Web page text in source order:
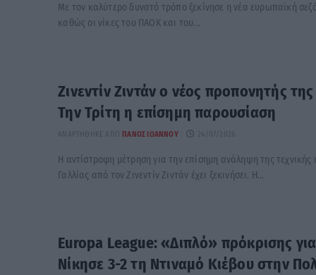
Με τον καλύτερο δυνατό τρόπο ξεκίνησε η νέα ευρωπαϊκή
καθώς οι νίκες του ΠΑΟΚ και του...
Ζινεντίν Ζιντάν ο νέος προπονητής
Την Τρίτη η επίσημη παρουσίαση
ΑΝΑΡΤΉΘΗΚΕ ΑΠΌ ΠΆΝΟΣ ΙΩΆΝΝΟΥ 24/07/2026
Η αντίστροφη μέτρηση για την επίσημη ανάληψη της τεχνικής
Γαλλίας από τον Ζινεντίν Ζιντάν έχει ξεκινήσει. Η...
Europa League: «Διπλό» πρόκρισης
Νίκησε 3-2 τη Ντιναμό Κιέβου στην